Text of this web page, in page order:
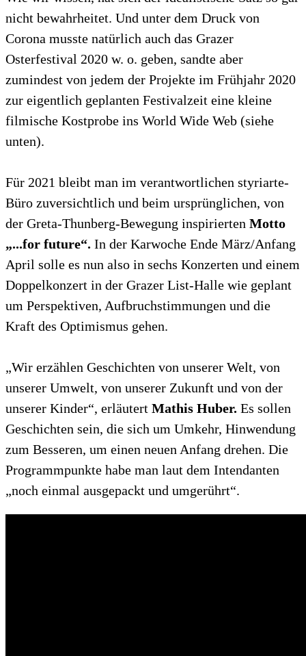
nicht bewahrheitet. Und unter dem Druck von
Corona musste natürlich auch das Grazer
Osterfestival 2020 w. o. geben, sandte aber
zumindest von jedem der Projekte im Frühjahr 2020
zur eigentlich geplanten Festivalzeit eine kleine
filmische Kostprobe ins World Wide Web (siehe
unten).
Für 2021 bleibt man im verantwortlichen styriarte-
Büro zuversichtlich und beim ursprünglichen, von
der Greta-Thunberg-Bewegung inspirierten Motto
„...for future“. In der Karwoche Ende März/Anfang
April solle es nun also in sechs Konzerten und einem
Doppelkonzert in der Grazer List-Halle wie geplant
um Perspektiven, Aufbruchstimmungen und die
Kraft des Optimismus gehen.
„Wir erzählen Geschichten von unserer Welt, von
unserer Umwelt, von unserer Zukunft und von der
unserer Kinder“, erläutert Mathis Huber. Es sollen
Geschichten sein, die sich um Umkehr, Hinwendung
zum Besseren, um einen neuen Anfang drehen. Die
Programmpunkte habe man laut dem Intendanten
„noch einmal ausgepackt und umgerührt“.